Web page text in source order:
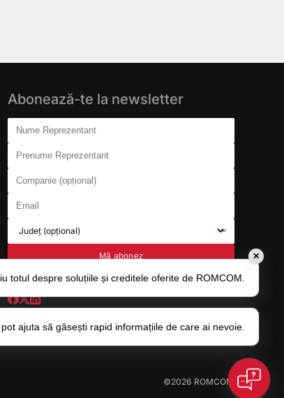
Abonează-te la newsletter
Don't fill this out:
Nume Reprezentant
Prenume Reprezentant
Companie (opțional)
Email
Județ (opțional)
Mă abonez
©2026 ROMCOM
✕
totul despre soluțiile și creditele oferite de ROMCOM.
pot ajuta să găsești rapid informațiile de care ai nevoie.